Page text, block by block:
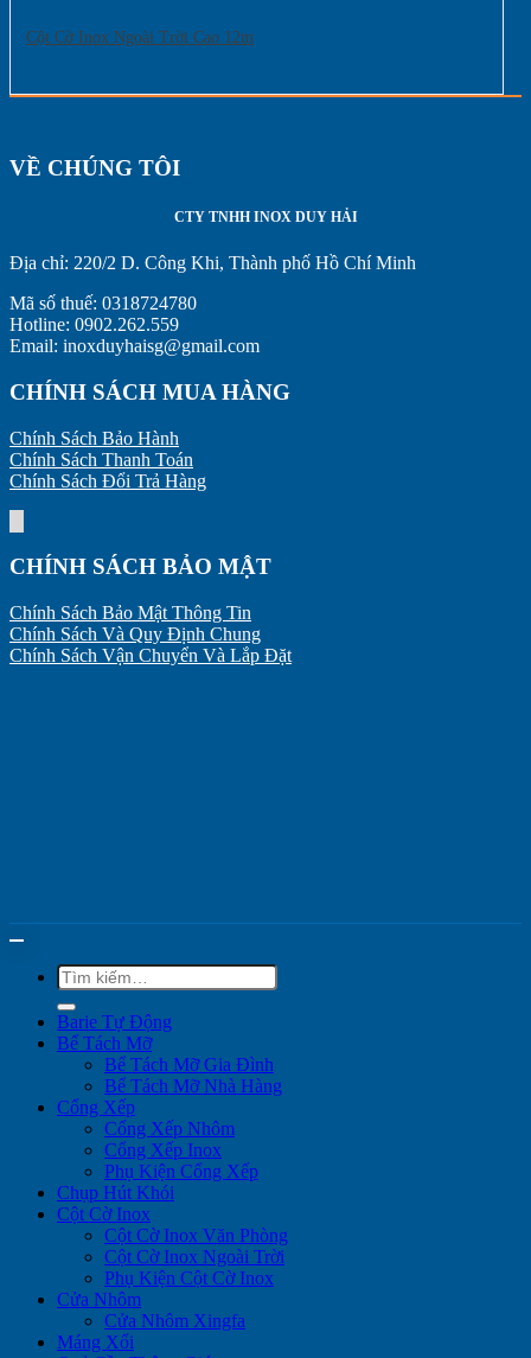
Cột Cờ Inox Ngoài Trời Cao 12m
VỀ CHÚNG TÔI
CTY TNHH INOX DUY HẢI
Địa chỉ: 220/2 D. Công Khi, Thành phố Hồ Chí Minh
Mã số thuế: 0318724780
Hotline: 0902.262.559
Email: inoxduyhaisg@gmail.com
CHÍNH SÁCH MUA HÀNG
Chính Sách Bảo Hành
Chính Sách Thanh Toán
Chính Sách Đổi Trả Hàng
CHÍNH SÁCH BẢO MẬT
Chính Sách Bảo Mật Thông Tin
Chính Sách Và Quy Định Chung
Chính Sách Vận Chuyển Và Lắp Đặt
Tìm
kiếm:
Barie Tự Động
Bể Tách Mỡ
Bể Tách Mỡ Gia Đình
Bể Tách Mỡ Nhà Hàng
Cổng Xếp
Cổng Xếp Nhôm
Cổng Xếp Inox
Phụ Kiện Cổng Xếp
Chụp Hút Khói
Cột Cờ Inox
Cột Cờ Inox Văn Phòng
Cột Cờ Inox Ngoài Trời
Phụ Kiện Cột Cờ Inox
Cửa Nhôm
Cửa Nhôm Xingfa
Máng Xối